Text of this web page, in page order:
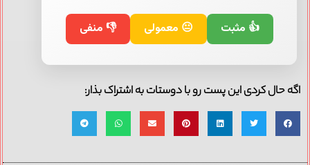
👍 مثبت 😐 معمولی 👎 منفی
اگه حال کردی این پست رو با دوستات به اشتراک بذار: